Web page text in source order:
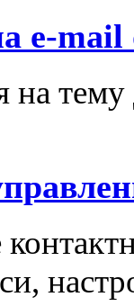
e-
на